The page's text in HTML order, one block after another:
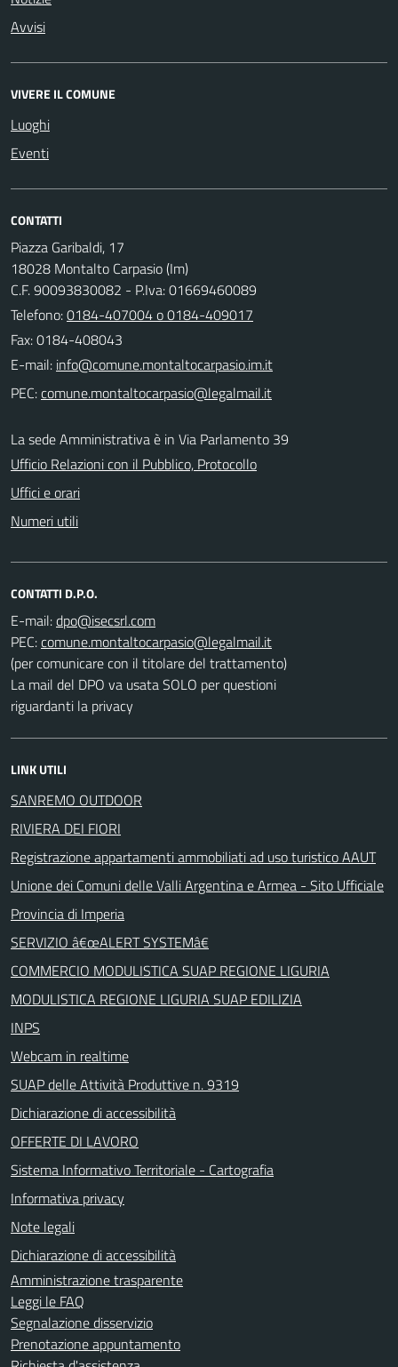
Avvisi
VIVERE IL COMUNE
Luoghi
Eventi
CONTATTI
Piazza Garibaldi, 17
18028 Montalto Carpasio (Im)
C.F. 90093830082 - P.Iva: 01669460089
Telefono:0184-407004 o 0184-409017
Fax: 0184-408043
E-mail:
PEC:
La sede Amministrativa è in Via Parlamento 39
Ufficio Relazioni con il Pubblico, Protocollo
Uffici e orari
Numeri utili
CONTATTI D.P.O.
E-mail:
PEC:
(per comunicare con il titolare del trattamento)
La mail del DPO va usata SOLO per questioni
riguardanti la privacy
LINK UTILI
SANREMO OUTDOOR
RIVIERA DEI FIORI
Registrazione appartamenti ammobiliati ad uso turistico AAUT
Unione dei Comuni delle Valli Argentina e Armea - Sito Ufficiale
Provincia di Imperia
SERVIZIO â€œALERT SYSTEMâ€
COMMERCIO MODULISTICA SUAP REGIONE LIGURIA
MODULISTICA REGIONE LIGURIA SUAP EDILIZIA
INPS
Webcam in realtime
SUAP delle Attività Produttive n. 9319
Dichiarazione di accessibilità
OFFERTE DI LAVORO
Sistema Informativo Territoriale - Cartografia
Informativa privacy
Note legali
Dichiarazione di accessibilità
Amministrazione trasparente
Leggi le FAQ
Segnalazione disservizio
Prenotazione appuntamento